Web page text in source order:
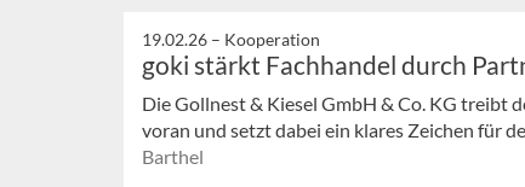
19.02.26 – Kooperation
goki stärkt Fachhandel durch
Die Gollnest & Kiesel GmbH & Co. KG treibt
voran und setzt dabei ein klares Zeichen für
Barthel